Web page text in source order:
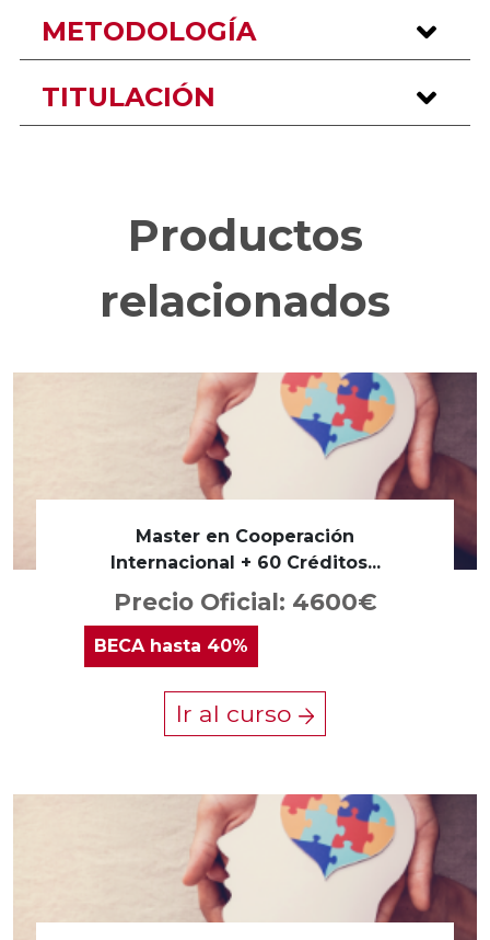
METODOLOGÍA
TITULACIÓN
Productos
relacionados
Master en Cooperación
Internacional + 60 Créditos...
Precio Oficial: 4600€
BECAhasta 40%
Ir al curso